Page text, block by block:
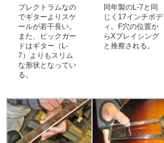
プレクトラムなの
でギターよりスケ
ールが若干長い。
また、ピックガー
ドはギター（L-
7）よりもスリム
な形状となってい
る。
同年製のL-7と同
じく17インチボデ
ィ。F穴の位置か
らXブレイシング
と推察される。